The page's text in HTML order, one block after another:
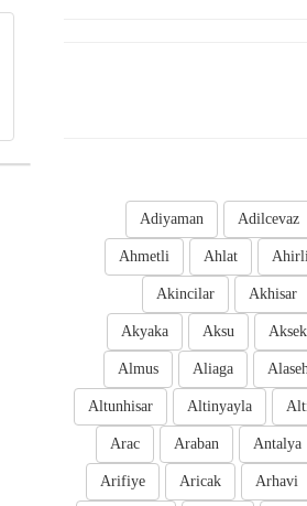
Adilcevaz
Adiyaman
Ahlat
Ahmetli
Akhisar
Akincilar
Aksu
Akyaka
Aliaga
Almus
Altinyayla
Altunhisar
Antalya
Araban
Arac
Arhavi
Aricak
Arifiye